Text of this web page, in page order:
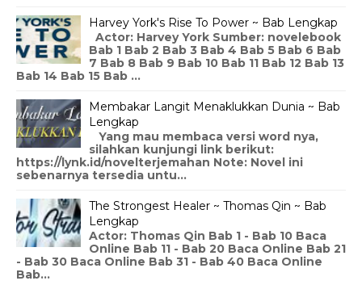
Harvey York's Rise To Power ~ Bab Lengkap
Actor: Harvey York Sumber: novelebook
Bab 1 Bab 2 Bab 3 Bab 4 Bab 5 Bab 6 Bab
7 Bab 8 Bab 9 Bab 10 Bab 11 Bab 12 Bab 13
Bab 14 Bab 15 Bab ...
Membakar Langit Menaklukkan Dunia ~ Bab
Lengkap
Yang mau membaca versi word nya,
silahkan kunjungi link berikut:
https://lynk.id/novelterjemahan Note: Novel ini
sebenarnya tersedia untu...
The Strongest Healer ~ Thomas Qin ~ Bab
Lengkap
Actor: Thomas Qin Bab 1 - Bab 10 Baca
Online Bab 11 - Bab 20 Baca Online Bab 21
- Bab 30 Baca Online Bab 31 - Bab 40 Baca Online
Bab...